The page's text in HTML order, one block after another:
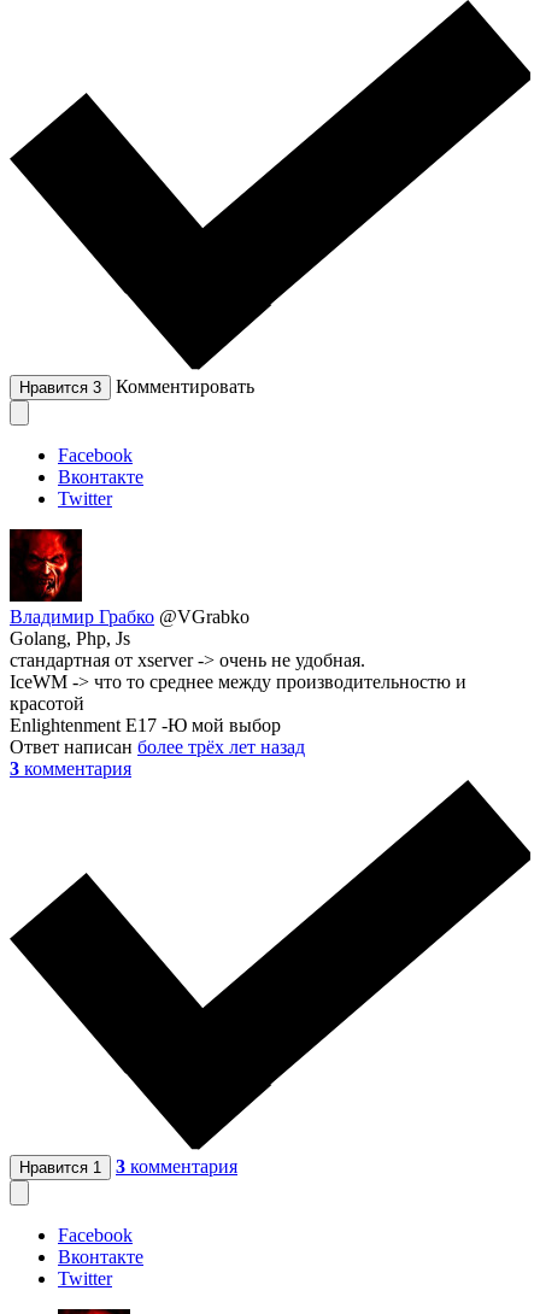
Нравится 3 Комментировать
Facebook
Вконтакте
Twitter
Владимир Грабко @VGrabko
Golang, Php, Js
стандартная от xserver -> очень не удобная.
IceWM -> что то среднее между производительностю и
красотой
Enlightenment E17 -Ю мой выбор
Ответ написан более трёх лет назад
3 комментария
Нравится 1 3 комментария
Facebook
Вконтакте
Twitter